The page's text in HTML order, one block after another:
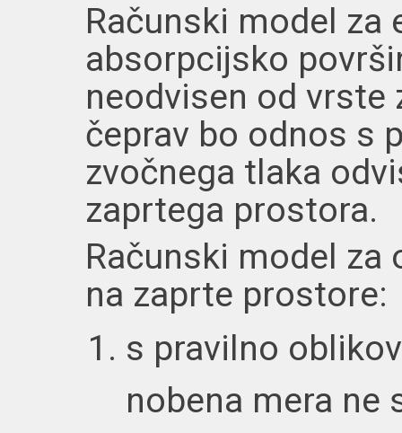
Računski model za
absorpcijsko
neodvisen od vrste
čeprav bo odnos s
zvočnega tlaka
zaprtega prostora.
Računski model za
na zaprte prostore:
s pravilno
nobena mera ne